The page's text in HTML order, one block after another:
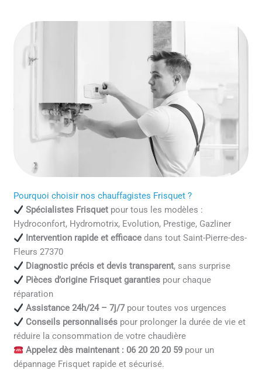
Pourquoi choisir nos chauffagistes Frisquet ?
Spécialistes Frisquetpour tous les modèles :
Hydroconfort, Hydromotrix, Evolution, Prestige, Gazliner
Intervention rapide et efficacedans tout Saint-Pierre-des-
Fleurs 27370
Diagnostic précis et devis transparent, sans surprise
Pièces d’origine Frisquet garantiespour chaque
réparation
Assistance 24h/24 – 7j/7pour toutes vos urgences
Conseils personnaliséspour prolonger la durée de vie et
réduire la consommation de votre chaudière
Appelez dès maintenant : 06 20 20 20 59pour un
dépannage Frisquet rapide et sécurisé.